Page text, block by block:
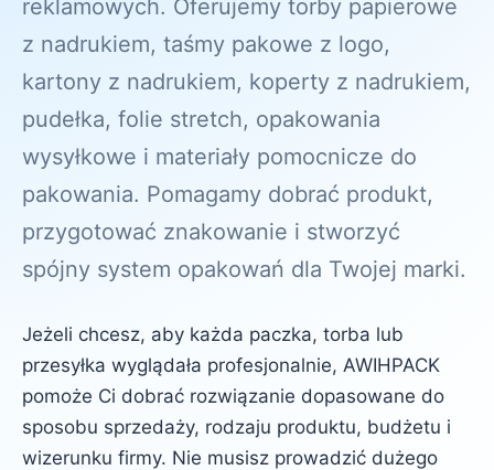
reklamowych. Oferujemy torby papierowe
z nadrukiem, taśmy pakowe z logo,
kartony z nadrukiem, koperty z nadrukiem,
pudełka, folie stretch, opakowania
wysyłkowe i materiały pomocnicze do
pakowania. Pomagamy dobrać produkt,
przygotować znakowanie i stworzyć
spójny system opakowań dla Twojej marki.
Jeżeli chcesz, aby każda paczka, torba lub
przesyłka wyglądała profesjonalnie, AWIHPACK
pomoże Ci dobrać rozwiązanie dopasowane do
sposobu sprzedaży, rodzaju produktu, budżetu i
wizerunku firmy. Nie musisz prowadzić dużego